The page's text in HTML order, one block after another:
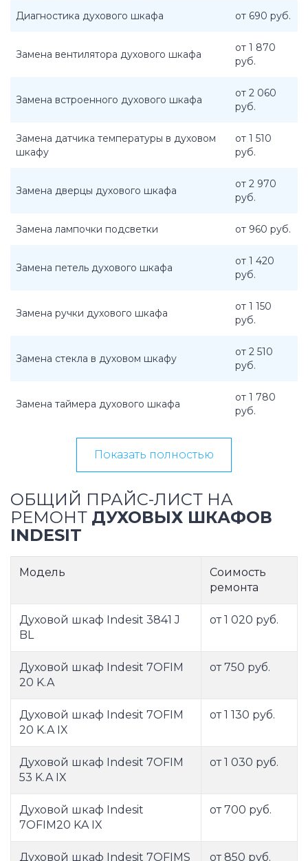
Диагностика духового шкафа от 690 руб.
Замена вентилятора духового шкафа
от 1 870
руб.
Замена встроенного духового шкафа
от 2 060
руб.
Замена датчика температуры в духовом
шкафу
от 1 510
руб.
Замена дверцы духового шкафа
от 2 970
руб.
Замена лампочки подсветки от 960 руб.
Замена петель духового шкафа
от 1 420
руб.
Замена ручки духового шкафа
от 1 150
руб.
Замена стекла в духовом шкафу
от 2 510
руб.
Замена таймера духового шкафа
от 1 780
руб.
Показать полностью
ОБЩИЙ ПРАЙС-ЛИСТ НА
РЕМОНТ ДУХОВЫХ ШКАФОВ
INDESIT
Модель
Соимость
ремонта
Духовой шкаф Indesit 3841 J
BL
от 1 020 руб.
Духовой шкаф Indesit 7OFIM
20 K.A
от 750 руб.
Духовой шкаф Indesit 7OFIM
20 K.A IX
от 1 130 руб.
Духовой шкаф Indesit 7OFIM
53 K.A IX
от 1 030 руб.
Духовой шкаф Indesit
7OFIM20 KA IX
от 700 руб.
Духовой шкаф Indesit 7OFIMS от 850 руб.